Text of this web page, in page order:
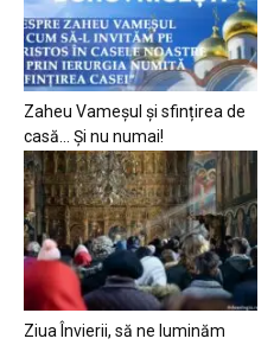
Zaheu Vameșul și sfințirea de
casă… Și nu numai!
Ziua Învierii, să ne luminăm